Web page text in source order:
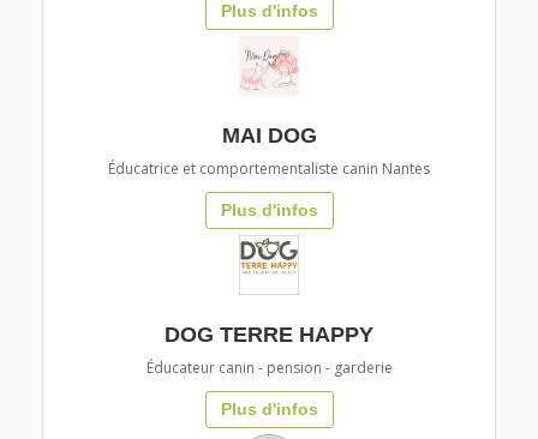
Plus d'infos
MAI DOG
Éducatrice et comportementaliste canin Nantes
Plus d'infos
DOG TERRE HAPPY
Éducateur canin - pension - garderie
Plus d'infos